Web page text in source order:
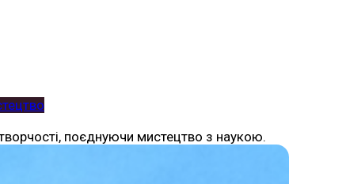
поєднуючи мистецтво з наукою.